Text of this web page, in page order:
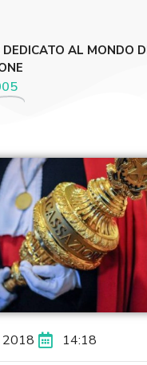
AL MONDO
2018 14:18